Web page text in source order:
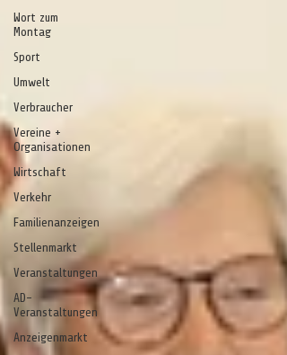
Wort zum
Montag
Sport
Umwelt
Verbraucher
Vereine +
Organisationen
Wirtschaft
Verkehr
Familienanzeigen
Stellenmarkt
Veranstaltungen
AD-
Veranstaltungen
Anzeigenmarkt